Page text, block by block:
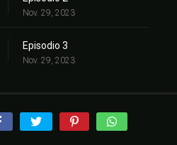
Nov. 29, 2023
Episodio 3
Nov. 29, 2023